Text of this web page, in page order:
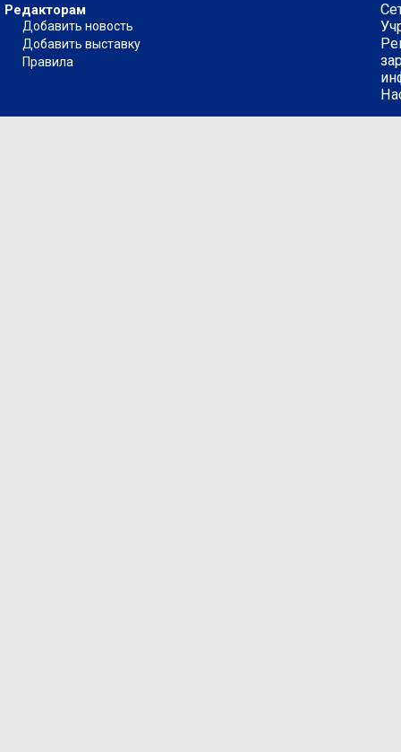
Редакторам
Добавить новость
Добавить выставку
Правила